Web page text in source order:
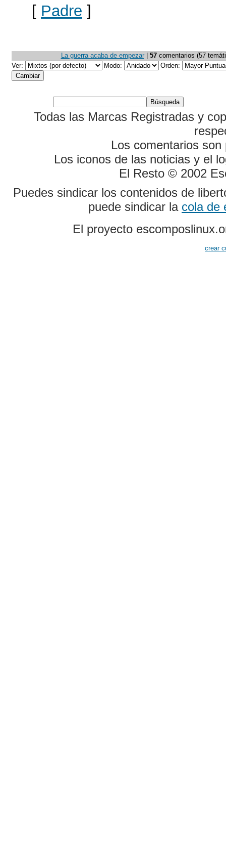
[ Padre ]
La guerra acaba de empezar| 57comentarios (57
Ver:
Modo: Orden:
Todas las Marcas Registradas y
Los comentarios
Los iconos de las noticias y el
El Resto © 2002
Puedes sindicar los contenidos de
puede sindicar la cola de
El proyecto
crear